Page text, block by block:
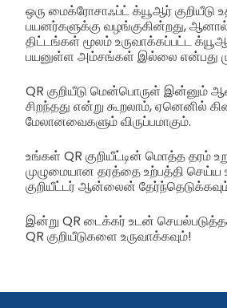
ஒரு மைக்ரோசாஃப்ட் க்யூஆர் குறியீடு
பயனர்களுக்கு வழங்குகின்றது,
திட்டங்கள் மூலம் உருவாக்கப்பட்ட
பயனுள்ள அம்சங்கள் இல்லை என்பது
QR குறியீடு மென்பொருள்
சிறந்தது என்று கூறலாம், ஏனெனில்
மேலானவைகளும் விருப்பமாகும்.
உங்கள் QR குறியீட்டின் மொத்த தரம்
முழுமையான தரத்தை உற்பத்தி செய்ய
குறியீட்டர் ஆன்லைன்
இன்று QR டைக்கர் உடன்
QR குறியீடுகளை உருவாக்கவும்!